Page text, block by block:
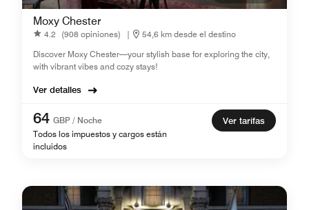
Moxy Chester
4.2 (908 opiniones) |
54,6 km desde el destino
Discover Moxy Chester—your stylish base for exploring the city,
with vibrant vibes and cozy stays!
Ver detalles
64 GBP / Noche
Todos los impuestos y cargos están
incluidos
Ver tarifas